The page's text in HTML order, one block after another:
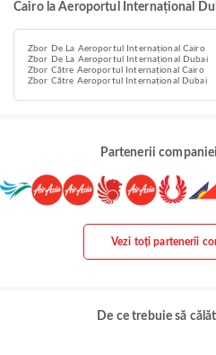
Cairo la Aeroportul Internațional
Zbor De La Aeroportul Internațional Cairo
Zbor De La Aeroportul Internațional Dubai
Zbor Către Aeroportul Internațional Cairo
Zbor Către Aeroportul Internațional Dubai
Partenerii
Vezi toți partenerii
De ce trebuie să